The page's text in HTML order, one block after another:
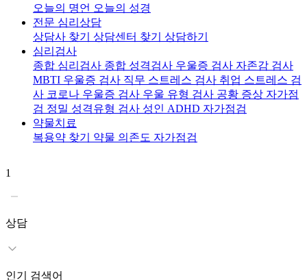
오늘의 명언 오늘의 성경
전문 심리상담
상담사 찾기 상담센터 찾기 상담하기
심리검사
종합 심리검사 종합 성격검사 우울증 검사 자존감 검사
MBTI 우울증 검사 직무 스트레스 검사 취업 스트레스 검
사 코로나 우울증 검사 우울 유형 검사 공황 증상 자가점
검 정밀 성격유형 검사 성인 ADHD 자가점검
약물치료
복용약 찾기 약물 의존도 자가점검
1
상담
인기 검색어